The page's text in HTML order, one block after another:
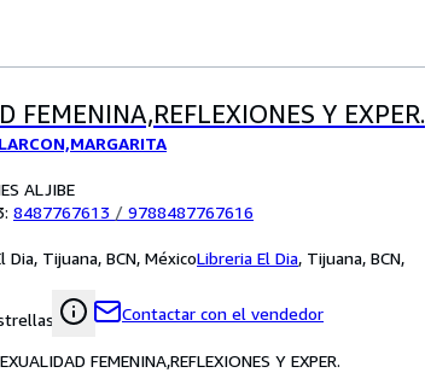
FEMENINA,REFLEXIONES Y EXPER.
ALJIBE
8487767613 / 9788487767616
Dia, Tijuana, BCN, MéxicoLibreria El Dia, Tijuana, BCN,
Contactar con el vendedor
FEMENINA,REFLEXIONES Y EXPER.